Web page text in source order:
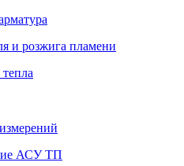
и розжига пламени
АСУ ТП